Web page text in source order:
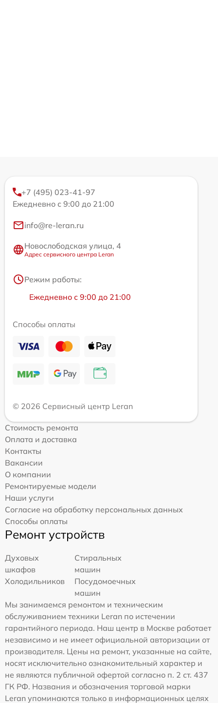
+7 (495) 023-41-97
Ежедневно с 9:00 до 21:00
info@re-leran.ru
Новослободская улица, 4
Адрес сервисного центра Leran
Режим работы:
Ежедневно с 9:00 до 21:00
Способы оплаты
© 2026 Сервисный центр Leran
Стоимость ремонта
Оплата и доставка
Контакты
Вакансии
О компании
Ремонтируемые модели
Наши услуги
Согласие на обработку персональных данных
Способы оплаты
Ремонт устройств
Духовых
шкафов
Стиральных
машин
Холодильников
Посудомоечных
машин
Мы занимаемся ремонтом и техническим
обслуживанием техники Leran по истечении
гарантийного периода. Наш центр в Москве работает
независимо и не имеет официальной авторизации от
производителя. Цены на ремонт, указанные на сайте,
носят исключительно ознакомительный характер и
не являются публичной офертой согласно п. 2 ст. 437
ГК РФ. Названия и обозначения торговой марки
Leran упоминаются только в информационных целях